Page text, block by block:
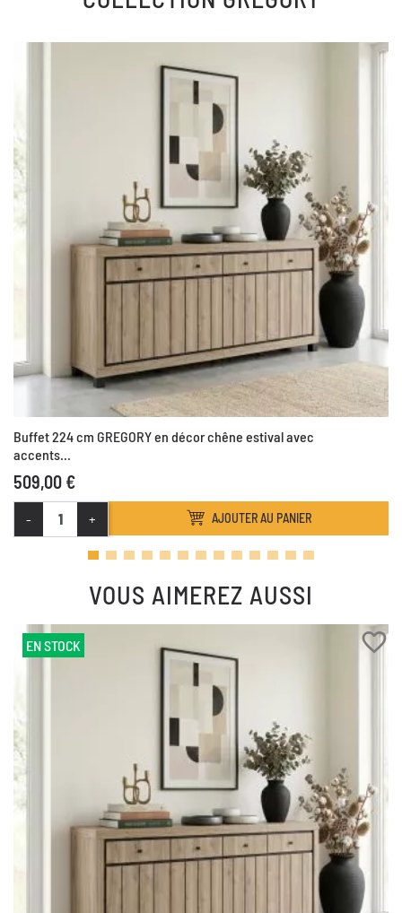
Buffet 224 cm GREGORY en décor chêne estival avec
accents...
509,00 €
- + AJOUTER AU PANIER
VOUS AIMEREZ AUSSI
favorite_border
EN STOCK